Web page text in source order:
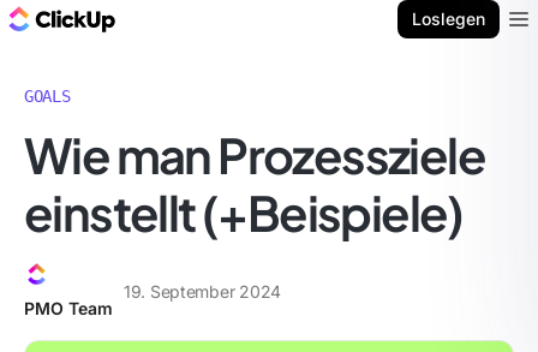
Loslegen
GOALS
Wie man Prozessziele
einstellt (+Beispiele)
PMO Team
19. September 2024